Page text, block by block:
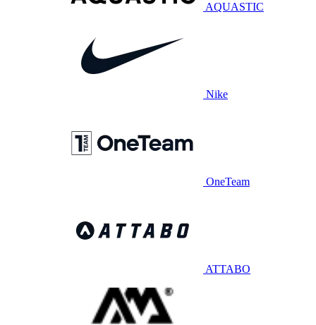
AQUASTIC
Nike
OneTeam
ATTABO